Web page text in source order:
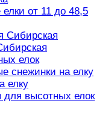
от 11 до 48,5
Сибирская
елок
снежинки на елку
елку
высотных елок